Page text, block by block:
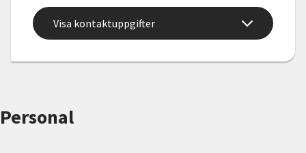
Om SV
Nyheter
Visa kontaktuppgifter
Personal